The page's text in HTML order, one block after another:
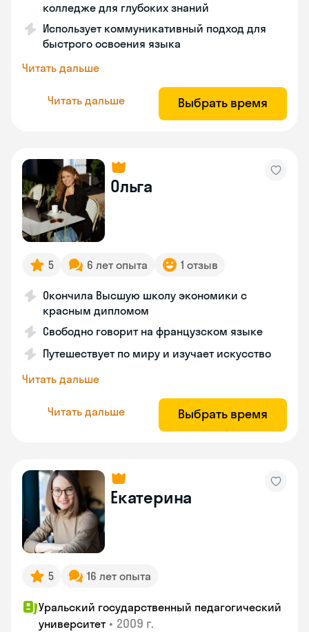
колледже для глубоких знаний
Использует коммуникативный подход для
быстрого освоения языка
Читать дальше
Читать дальше Выбрать время
Ольга
5 6 лет опыта 1 отзыв
Окончила Высшую школу экономики с
красным дипломом
Свободно говорит на французском языке
Путешествует по миру и изучает искусство
Читать дальше
Читать дальше Выбрать время
Екатерина
5 16 лет опыта
Уральский государственный педагогический
университет • 2009 г.